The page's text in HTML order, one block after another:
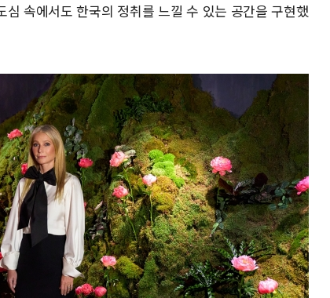
속에서도 한국의 정취를 느낄 수 있는 공간을 구현했